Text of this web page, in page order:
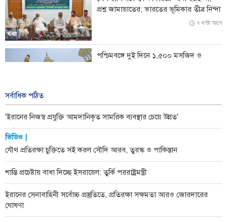
সৌদির ভাড়াটে-সেনা অবস্থানে ইয়েমেনি ক্ষেপণাস্ত্র ও ড্রোনের হামলা; নিহত অন্তত
৫৮
খবর
প্রশ্ন জামায়াতের; ভারতের ভূমিকার তীব্র নিন্দা
৭ ঘন্টা আগে
খবর
পশ্চিমবঙ্গে দুই দিনে ১,৫০০ মসজিদ ও
সর্বাধিক পঠিত
'ইরানের নিজস্ব প্রযুক্তি আমদানিকৃত সামরিক ব্যবস্থার চেয়ে উন্নত'
ভিডিও |
যৌথ প্রতিরক্ষা চুক্তিতে সই করল সৌদি আরব, তুরস্ক ও পাকিস্তান
শান্তি প্রচেষ্টায় বাধা দিচ্ছে ইসরায়েল: তুর্কি পররাষ্ট্রমন্ত্রী
ইরানের সেনাবাহিনী সর্বোচ্চ প্রস্তুতিতে, প্রতিরক্ষা সক্ষমতা আরও জোরদারের
ঘোষণা